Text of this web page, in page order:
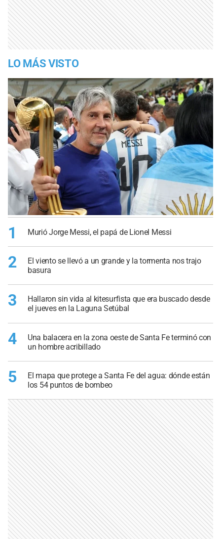
LO MÁS VISTO
1 Murió Jorge Messi, el papá de Lionel Messi
2
El viento se llevó a un grande y la tormenta nos trajo
basura
3
Hallaron sin vida al kitesurfista que era buscado desde
el jueves en la Laguna Setúbal
4
Una balacera en la zona oeste de Santa Fe terminó con
un hombre acribillado
5
El mapa que protege a Santa Fe del agua: dónde están
los 54 puntos de bombeo